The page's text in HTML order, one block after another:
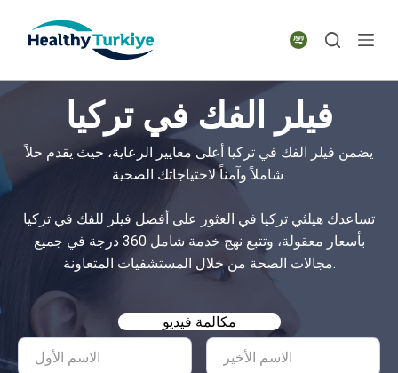
p
c
فيلر الفك في تركيا
يضمن فيلر الفك في تركيا أعلى معايير الرعاية، حيث يقدم حلاً
شاملاً وآمناً لاحتياجاتك الصحية.
تساعدك هيلثي تركيا في العثور على أفضل فيلر للفك في تركيا
بأسعار معقولة، وتتبع نهج خدمة شامل 360 درجة في جميع
مجالات الصحة من خلال المستشفيات المتعاونة.
مكالمة فيديو